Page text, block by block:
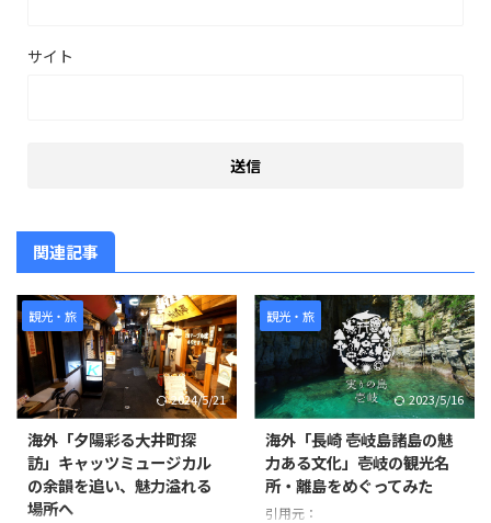
サイト
関連記事
観光・旅
2024/5/21
海外「夕陽彩る大井町探
訪」キャッツミュージカル
の余韻を追い、魅力溢れる
場所へ
観光・旅
2023/5/16
海外「長崎 壱岐島諸島の魅
力ある文化」壱岐の観光名
所・離島をめぐってみた
引用元：